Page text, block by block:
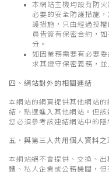
本網站主機均設有防
必要的安全防護措施
護措施，只由經過授
員皆簽有保密合約，
分。
如因業務需要有必要
求其遵守保密義務，
四、網站對外的相關連結
本網站的網頁提供其他網站
結，點選進入其他網站。但
您必須參考該連結網站中的隱
五、與第三人共用個人資料之
本網站絕不會提供、交換、
體、私人企業或公務機關，